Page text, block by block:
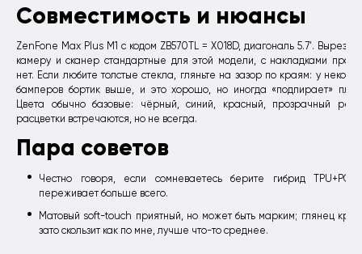
Совместимость и нюансы
ZenFone Max Plus M1 с кодом ZB570TL = X018D, диагональ 5.7'. Вырезы
камеру и сканер стандартные для этой модели, с накладками
нет. Если любите толстые стекла, гляньте на зазор по краям: у
бамперов бортик выше, и это хорошо, но иногда «подпирает»
Цвета обычно базовые: чёрный, синий, красный, прозрачный
расцветки встречаются, но не всегда.
Пара советов
Честно говоря, если сомневаетесь берите гибрид TPU+PC,
переживает больше всего.
Матовый soft-touch приятный, но может быть марким; глянец
зато скользит как по мне, лучше что-то среднее.